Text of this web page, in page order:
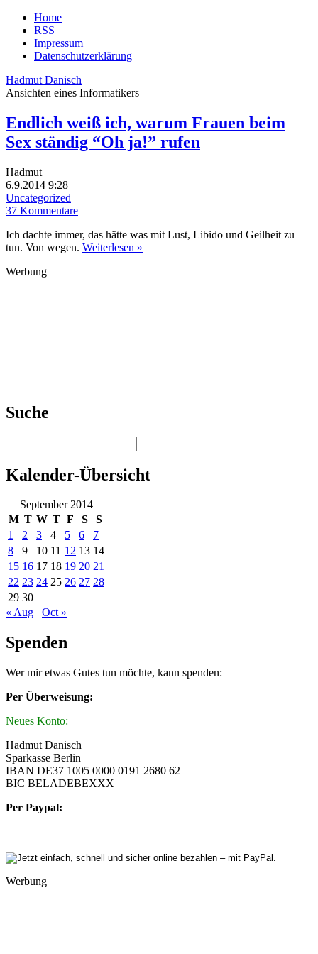
Home
RSS
Impressum
Datenschutzerklärung
Hadmut Danisch
Ansichten eines Informatikers
Endlich weiß ich, warum Frauen beim
Sex ständig “Oh ja!” rufen
Hadmut
6.9.2014 9:28
Uncategorized
37 Kommentare
Ich dachte immer, das hätte was mit Lust, Libido und Geilheit zu
tun. Von wegen. Weiterlesen »
Werbung
Suche
Kalender-Übersicht
September 2014
M T W T F S
S
1
2 3 4 5 6
7
8
9 10 11 12 13 14
15 16 17 18 19 20 21
22 23 24 25 26 27 28
29 30
« Aug
Oct »
Spenden
Wer mir etwas Gutes tun möchte, kann spenden:
Per Überweisung:
Neues Konto:
Hadmut Danisch
Sparkasse Berlin
IBAN DE37 1005 0000 0191 2680 62
BIC BELADEBEXXX
Per Paypal:
Werbung